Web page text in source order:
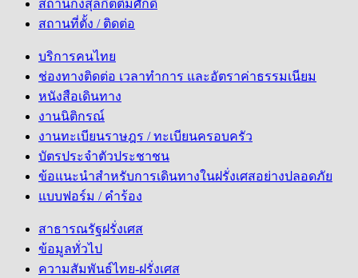
สถานกงสุลกิตติมศักดิ์
สถานที่ตั้ง / ติดต่อ
บริการคนไทย
ช่องทางติดต่อ เวลาทำการ และอัตราค่าธรรมเนียม
หนังสือเดินทาง
งานนิติกรณ์
งานทะเบียนราษฎร / ทะเบียนครอบครัว
บัตรประจำตัวประชาชน
ข้อแนะนำสำหรับการเดินทางในฝรั่งเศสอย่างปลอดภัย
แบบฟอร์ม / คำร้อง
สาธารณรัฐฝรั่งเศส
ข้อมูลทั่วไป
ความสัมพันธ์ไทย-ฝรั่งเศส